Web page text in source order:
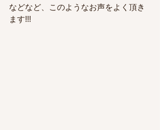
などなど、このようなお声をよく頂き
ます!!!